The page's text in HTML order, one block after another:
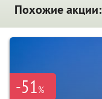
Похожие акции:
-51%